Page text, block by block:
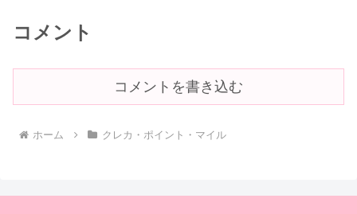
コメント
コメントを書き込む
ホーム クレカ・ポイント・マイル